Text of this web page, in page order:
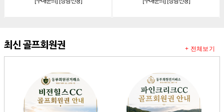
[리조트] 소노호텔앤리조트 스위트 등기 무기명
[리조트]소노호텔앤리조트 스위트 등기 기명
소노호텔앤리조트 이그제큐티브 무기명 회원제
아시아나cc 회원권
발리오스cc 회원권 종류
최신 골프회원권 + 전체보기